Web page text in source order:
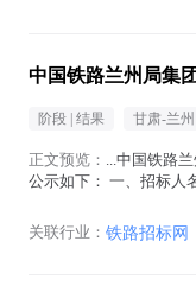
中国铁路兰州局集
阶段 | 结果 甘肃-兰州
正文预览： ...中国铁路
公示如下： 一、招标人
关联行业： 铁路招标网